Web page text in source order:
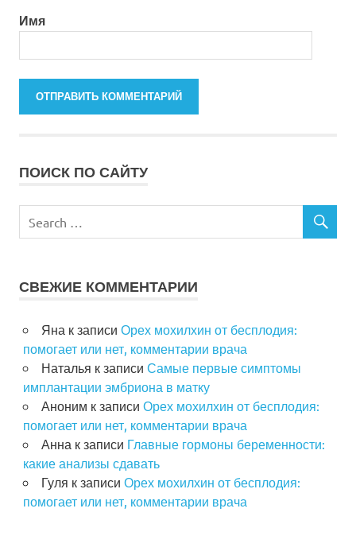
Имя
ПОИСК ПО САЙТУ
СВЕЖИЕ КОММЕНТАРИИ
Яна к записи Орех мохилхин от бесплодия:
помогает или нет, комментарии врача
Наталья к записи Самые первые симптомы
имплантации эмбриона в матку
Аноним к записи Орех мохилхин от бесплодия:
помогает или нет, комментарии врача
Анна к записи Главные гормоны беременности:
какие анализы сдавать
Гуля к записи Орех мохилхин от бесплодия:
помогает или нет, комментарии врача